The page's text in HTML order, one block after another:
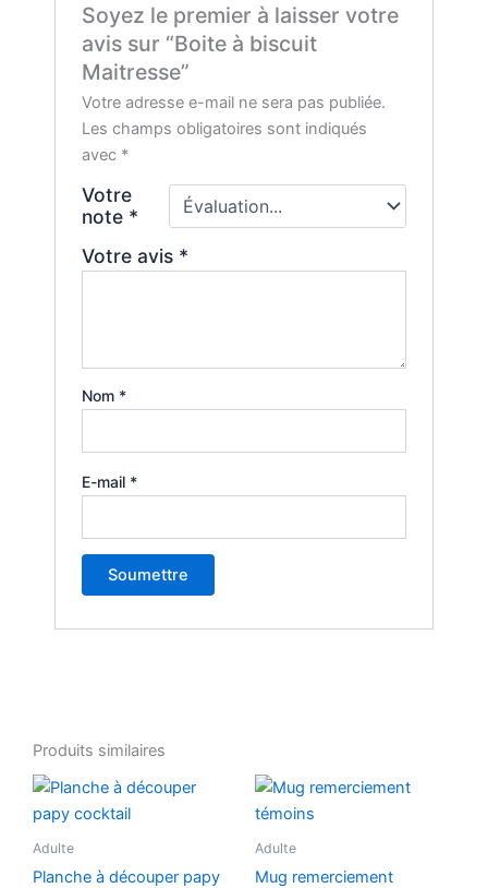
Soyez le premier à laisser votre
avis sur “Boite à biscuit
Maitresse”
Votre adresse e-mail ne sera pas publiée.
Les champs obligatoires sont indiqués
avec *
Votre
note *
Votre avis *
Nom *
E-mail *
Produits similaires
Adulte
Planche à découper papy
Adulte
Mug remerciement